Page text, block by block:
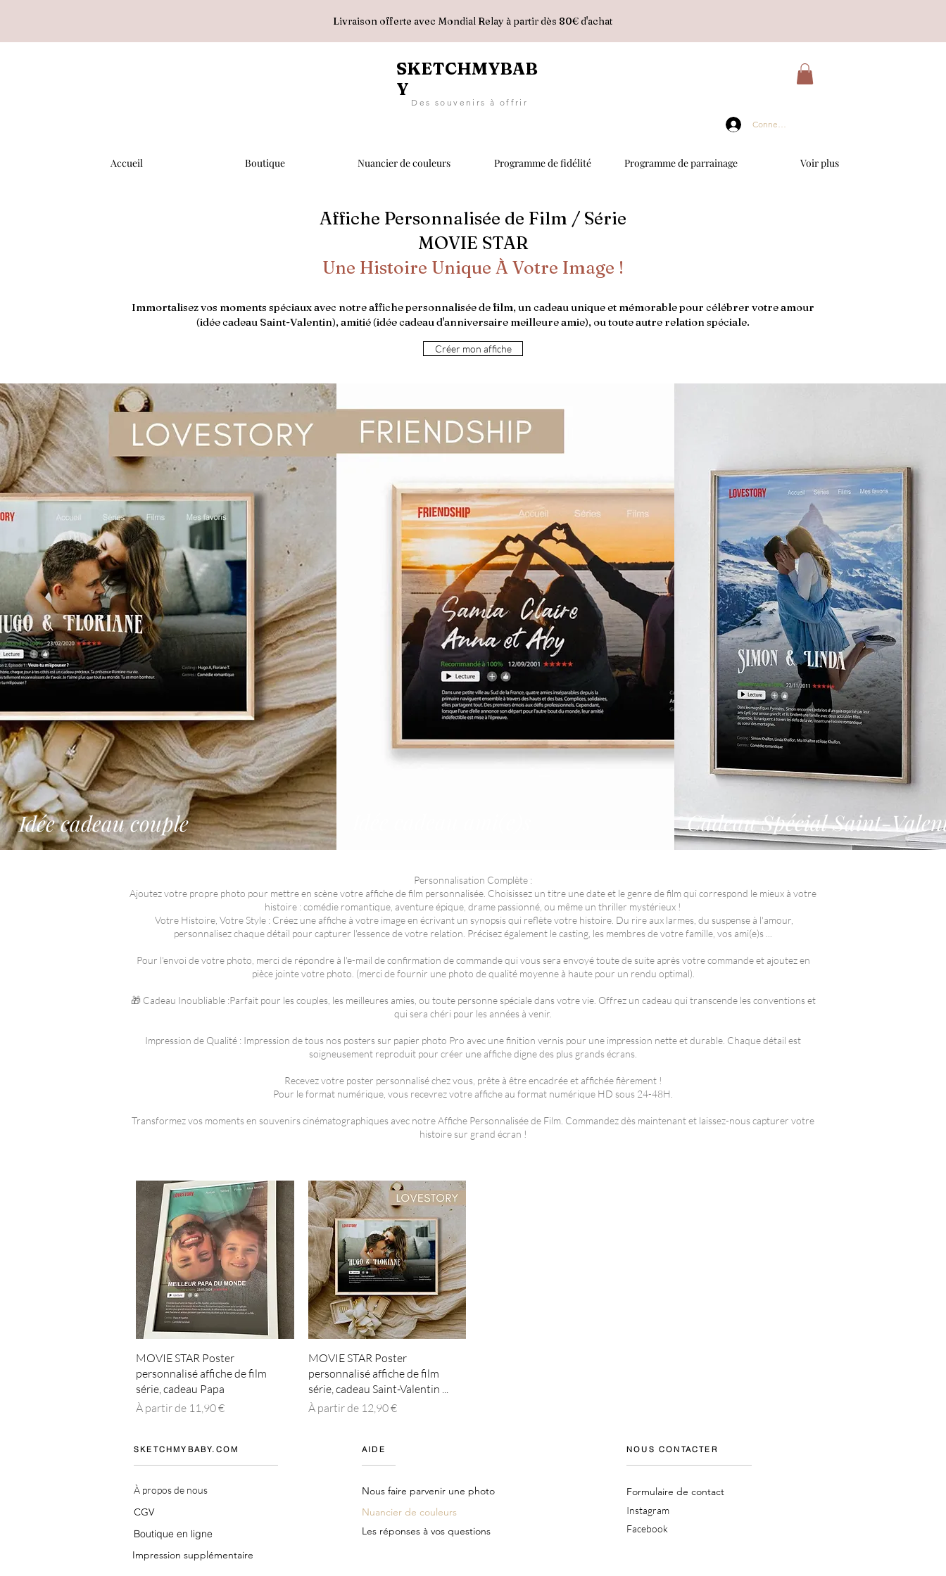
Livraison offerte avec Mondial Relay à partir dès 80€ d'achat
SKETCHMYBAB
Y
D e s s o u v e n i r s à o f f r i r
Connexion
Accueil Boutique Nuancier de couleurs Programme de fidélité Programme de parrainage Voir plus
Affiche Personnalisée de Film / Série
MOVIE STAR
Une Histoire Unique À Votre Image !
Immortalisez vos moments spéciaux avec notre affiche personnalisée de film, un cadeau unique et mémorable pour célébrer votre amour
(idée cadeau Saint-Valentin), amitié (idée cadeau d'anniversaire meilleure amie), ou toute autre relation spéciale.
Créer mon affiche
Idée cadeau couple Cadeau Spécial Saint-
Personnalisation Complète :
Ajoutez votre propre photo pour mettre en scène votre affiche de film personnalisée. Choisissez un titre une date et le genre de film qui correspond le mieux à votre
histoire : comédie romantique, aventure épique, drame passionné, ou même un thriller mystérieux !
Votre Histoire, Votre Style : Créez une affiche à votre image en écrivant un synopsis qui reflète votre histoire. Du rire aux larmes, du suspense à l'amour,
personnalisez chaque détail pour capturer l'essence de votre relation. Précisez également le casting, les membres de votre famille, vos ami(e)s ...
Pour l'envoi de votre photo, merci de répondre à l'e-mail de confirmation de commande qui vous sera envoyé toute de suite après votre commande et ajoutez en
pièce jointe votre photo. (merci de fournir une photo de qualité moyenne à haute pour un rendu optimal).
🎁 Cadeau Inoubliable :Parfait pour les couples, les meilleures amies, ou toute personne spéciale dans votre vie. Offrez un cadeau qui transcende les conventions et
qui sera chéri pour les années à venir.
Impression de Qualité : Impression de tous nos posters sur papier photo Pro avec une finition vernis pour une impression nette et durable. Chaque détail est
soigneusement reproduit pour créer une affiche digne des plus grands écrans.
Recevez votre poster personnalisé chez vous, prête à être encadrée et affichée fièrement !
Pour le format numérique, vous recevrez votre affiche au format numérique HD sous 24-48H.
Transformez vos moments en souvenirs cinématographiques avec notre Affiche Personnalisée de Film. Commandez dès maintenant et laissez-nous capturer votre
histoire sur grand écran !
Aperçu rapide
MOVIE STAR Poster
personnalisé affiche de film
série, cadeau Papa
À partir de 11,90 €
Prix promotionnel
Aperçu rapide
MOVIE STAR Poster
personnalisé affiche de film
série, cadeau Saint-Valentin ...
À partir de 12,90 €
Prix promotionnel
SKETCHMYBABY.COM
À propos de nous
CGV
Boutique en ligne
AIDE
Nous faire parvenir une photo
Nuancier de couleurs
Les réponses à vos questions
NOUS CONTACTER
Formulaire de contact
Instagram
Facebook
Impression supplémentaire